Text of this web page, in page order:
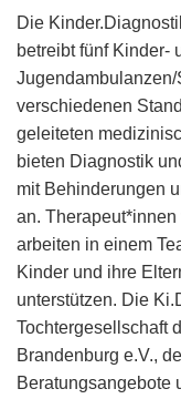
Die
betreibt fünf Kinder-
verschiedenen
geleiteten
bieten Diagnostik
mit Behinderungen
an.
arbeiten in einem
Kinder und ihre
unterstützen. Die
Tochtergesellschaft
Brandenburg e.V.,
Beratungsangebote